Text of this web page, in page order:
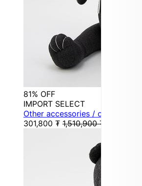
81% OFF
IMPORT SELECT
Other accessories / other
301,800 ₮ 1,510,900 ₮